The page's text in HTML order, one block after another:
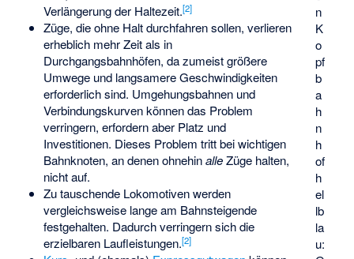
n
K
o
pf
b
a
h
n
h
of
h
el
lb
la
u:
Verlängerung der Haltezeit.[2]
Züge, die ohne Halt durchfahren sollen, verlieren
erheblich mehr Zeit als in
Durchgangsbahnhöfen, da zumeist größere
Umwege und langsamere Geschwindigkeiten
erforderlich sind. Umgehungsbahnen und
Verbindungskurven können das Problem
verringern, erfordern aber Platz und
Investitionen. Dieses Problem tritt bei wichtigen
Bahnknoten, an denen ohnehinalleZüge halten,
nicht auf.
Zu tauschende Lokomotiven werden
vergleichsweise lange am Bahnsteigende
festgehalten. Dadurch verringern sich die
erzielbaren Laufleistungen.[2]